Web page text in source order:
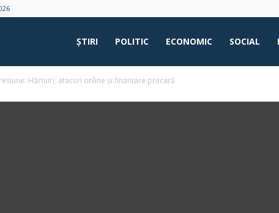
ŞTIRI POLITIC ECONOMIC SOCIAL
Hărțuiri, atacuri online și finanțare precară